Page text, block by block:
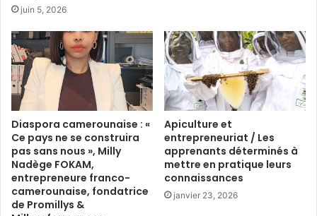
juin 5, 2026
Diaspora camerounaise : «
Ce pays ne se construira
pas sans nous », Milly
Nadège FOKAM,
entrepreneure franco-
camerounaise, fondatrice
de Promillys &
Apiculture et
entrepreneuriat / Les
apprenants déterminés à
mettre en pratique leurs
connaissances
janvier 23, 2026